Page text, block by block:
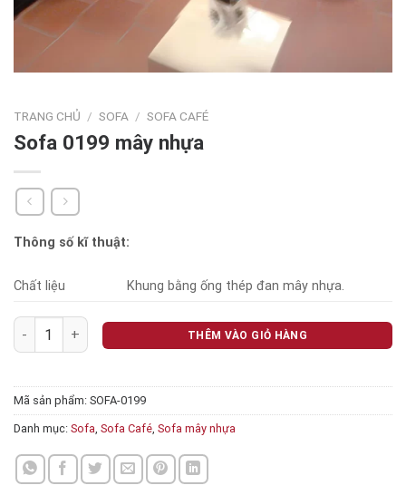
TRANG CHỦ / SOFA / SOFA CAFÉ
Sofa 0199 mây nhựa
Thông số kĩ thuật:
Chất liệu Khung bằng ống thép đan mây nhựa.
Sofa 0199 mây nhựa số lượng
THÊM VÀO GIỎ HÀNG
Mã sản phẩm: SOFA-0199
Danh mục: Sofa, Sofa Café, Sofa mây nhựa